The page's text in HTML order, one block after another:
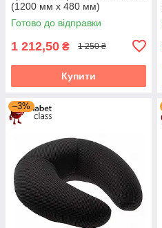
(1200 мм х 480 мм)
Готово до відправки
1 212,50 ₴ 1 250 ₴
Купити
–3%